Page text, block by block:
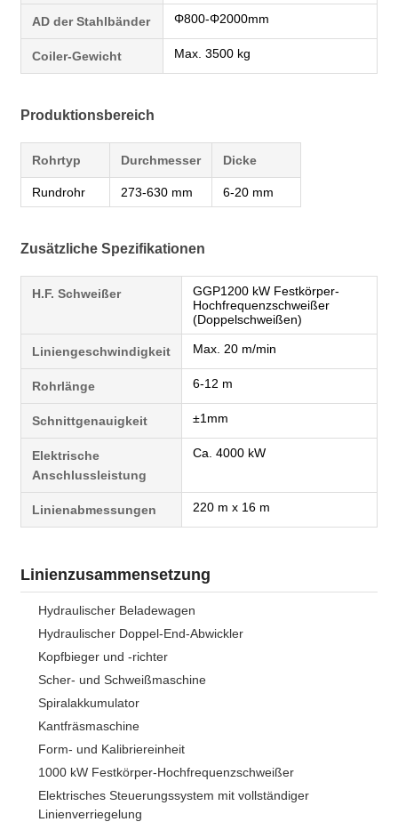
AD der Stahlbänder Φ800-Φ2000mm
Coiler-Gewicht Max. 3500 kg
Produktionsbereich
Rohrtyp Durchmesser Dicke
Rundrohr 273-630 mm 6-20 mm
Zusätzliche Spezifikationen
H.F. Schweißer
GGP1200 kW Festkörper-
Hochfrequenzschweißer
(Doppelschweißen)
Liniengeschwindigkeit Max. 20 m/min
Rohrlänge 6-12 m
Schnittgenauigkeit ±1mm
Elektrische
Anschlussleistung
Ca. 4000 kW
Linienabmessungen 220 m x 16 m
Linienzusammensetzung
Hydraulischer Beladewagen
Hydraulischer Doppel-End-Abwickler
Kopfbieger und -richter
Scher- und Schweißmaschine
Spiralakkumulator
Kantfräsmaschine
Form- und Kalibriereinheit
1000 kW Festkörper-Hochfrequenzschweißer
Elektrisches Steuerungssystem mit vollständiger
Linienverriegelung